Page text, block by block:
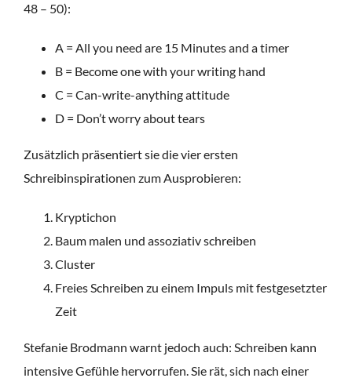
48 – 50):
A = All you need are 15 Minutes and a timer
B = Become one with your writing hand
C = Can-write-anything attitude
D = Don’t worry about tears
Zusätzlich präsentiert sie die vier ersten
Schreibinspirationen zum Ausprobieren:
Kryptichon
Baum malen und assoziativ schreiben
Cluster
Freies Schreiben zu einem Impuls mit festgesetzter
Zeit
Stefanie Brodmann warnt jedoch auch: Schreiben kann
intensive Gefühle hervorrufen. Sie rät, sich nach einer